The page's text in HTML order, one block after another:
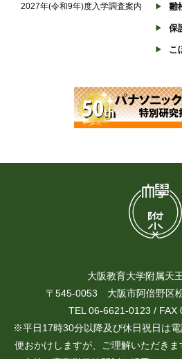
2027年(令和9年)度入学調査案内
雛
保
こ
大阪教育大学附属天
〒545-0053 大阪市阿倍野区
TEL 06-6621-0123 / FAX
※平日17時30分以降及び休日祝日は
便おかけしますが、ご理解いただきま